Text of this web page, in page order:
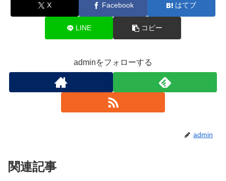
X Facebook はてブ
LINE コピー
adminをフォローする
admin
関連記事